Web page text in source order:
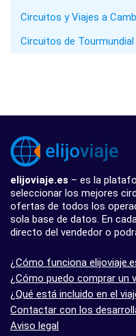
Circuitos y Viajes a
Circuitos de Tourmundial
elijoviaje.es – es la
seleccionar los mejores
ofertas de todos los
sola base de datos. En
directo del vendedor o
¿Cómo funciona
¿Cómo puedo comprar un
¿Qué está incluido en el
Contactar con los
Aviso legal